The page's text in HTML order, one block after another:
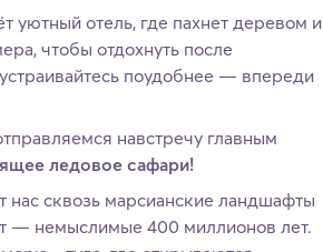
отель, где пахнет деревом и
чтобы отдохнуть после
поудобнее — впереди
навстречу главным
ледовое сафари!
сквозь марсианские ландшафты
— немыслимые 400 миллионов лет.